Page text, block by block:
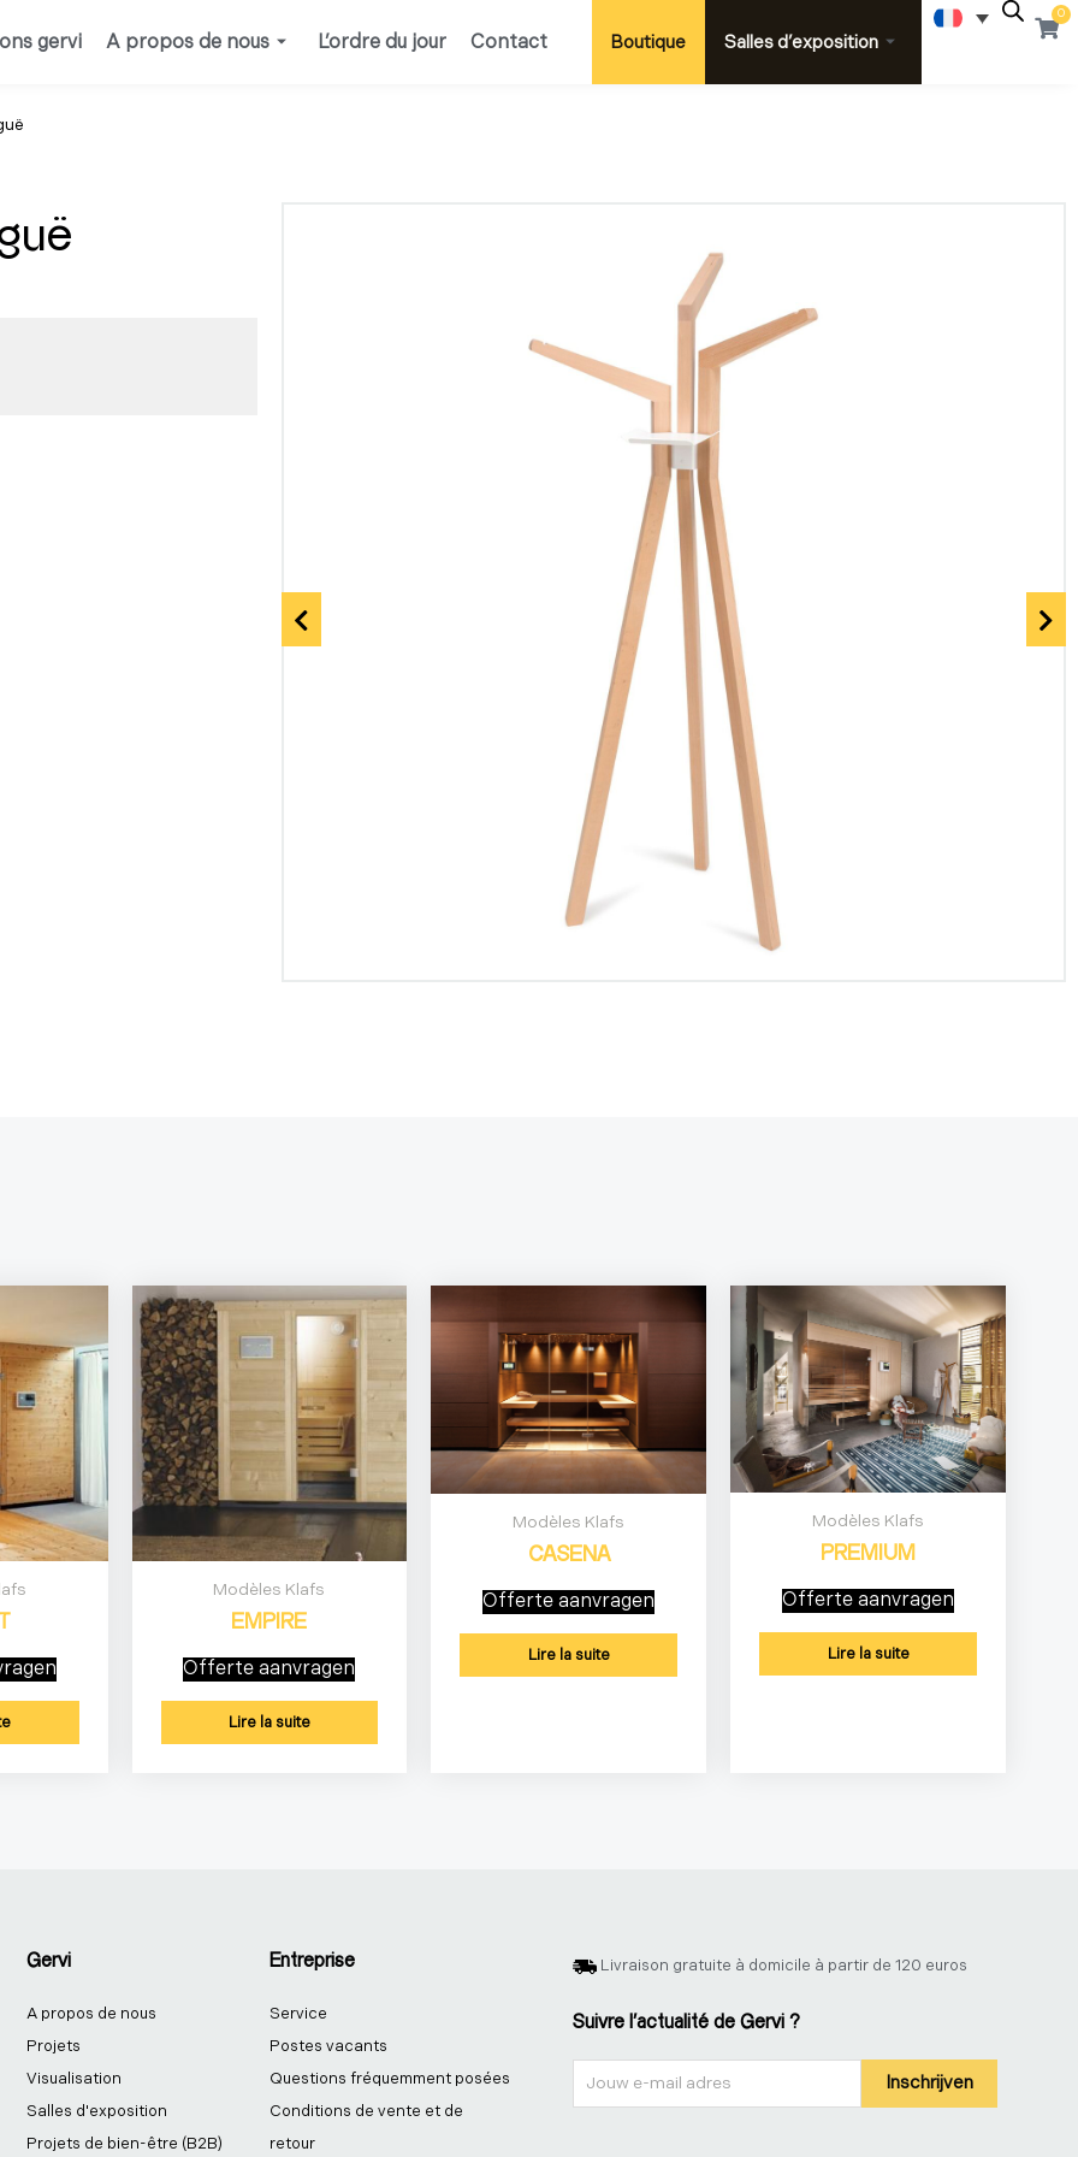
gervi A propos de nous L’ordre du jour Contact Boutique Salles d’exposition
0
Modèles Klafs
EMPIRE
Offerte aanvragen
Lire la suite
Modèles Klafs
CASENA
Offerte aanvragen
Lire la suite
Modèles Klafs
PREMIUM
Offerte aanvragen
Lire la suite
Gervi
A propos de nous
Projets
Visualisation
Salles d'exposition
Projets de bien-être (B2B)
Entreprise
Service
Postes vacants
Questions fréquemment posées
Conditions de vente et de
retour
Livraison gratuite à domicile à partir de 120 euros
Suivre l'actualité de Gervi ?
Nieuwsbrief Inschrijven